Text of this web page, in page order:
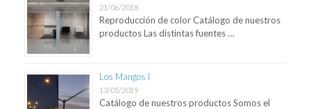
21/06/2018
Reproducción de color Catálogo de nuestros
productos Las distintas fuentes …
Los Mangos I
13/05/2019
Catálogo de nuestros productos Somos el